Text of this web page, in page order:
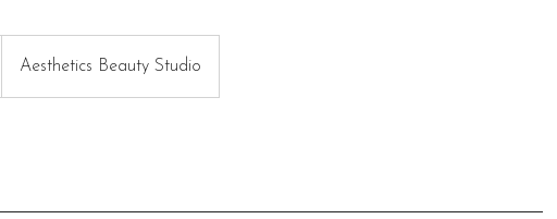
Aesthetics Beauty Studio